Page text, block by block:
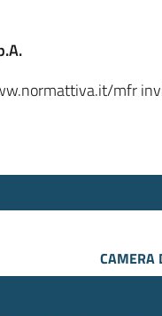
mfr
CAMERA